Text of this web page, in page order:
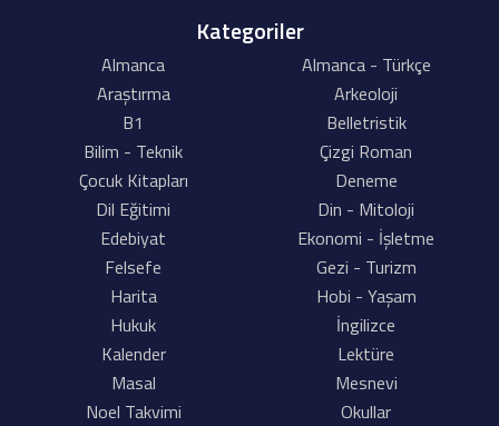
Kategoriler
Almanca
Almanca - Türkçe
Araştırma
Arkeoloji
B1
Belletristik
Bilim - Teknik
Çizgi Roman
Çocuk Kitapları
Deneme
Dil Eğitimi
Din - Mitoloji
Edebiyat
Ekonomi - İşletme
Felsefe
Gezi - Turizm
Harita
Hobi - Yaşam
Hukuk
İngilizce
Kalender
Lektüre
Masal
Mesnevi
Noel Takvimi
Okullar